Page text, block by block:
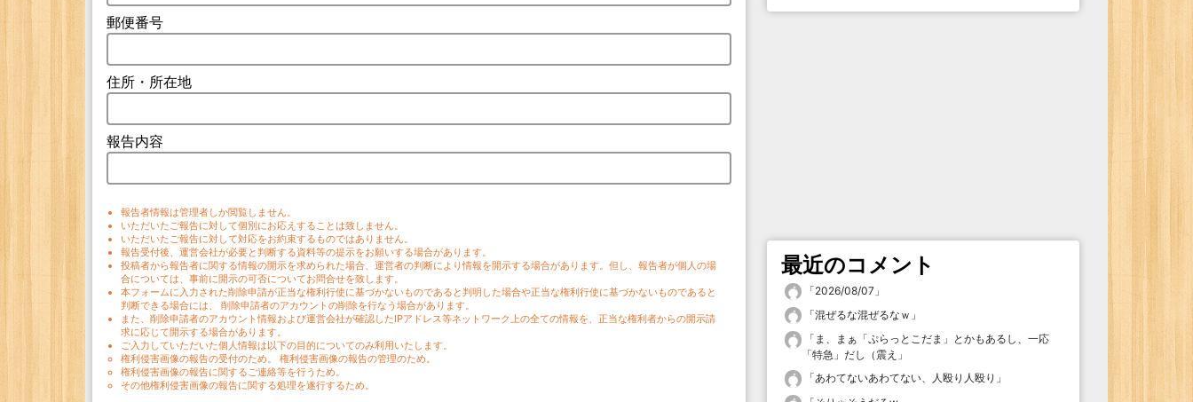
郵便番号
住所・所在地
報告内容
報告者情報は管理者しか閲覧しません。
いただいたご報告に対して個別にお応えすることは致しません。
いただいたご報告に対して対応をお約束するものではありません。
報告受付後、運営会社が必要と判断する資料等の提示をお願いする場合があります。
投稿者から報告者に関する情報の開示を求められた場合、運営者の判断により情報を開示する場合があります。但し、報告者が個人の場
合については、事前に開示の可否についてお問合せを致します。
本フォームに入力された削除申請が正当な権利行使に基づかないものであると判明した場合や正当な権利行使に基づかないものであると
判断できる場合には、 削除申請者のアカウントの削除を行なう場合があります。
また、削除申請者のアカウント情報および運営会社が確認したIPアドレス等ネットワーク上の全ての情報を、正当な権利者からの開示請
求に応じて開示する場合があります。
ご入力していただいた個人情報は以下の目的についてのみ利用いたします。
権利侵害画像の報告の受付のため。 権利侵害画像の報告の管理のため。
権利侵害画像の報告に関するご連絡等を行うため。
その他権利侵害画像の報告に関する処理を遂行するため。
最近のコメント
「2026/08/07 」
「混ぜるな混ぜるなｗ 」
「 ま、まぁ「ぷらっとこだま」とかもあるし、一応
「特急」だし（震え 」
「あわてないあわてない、人殴り人殴り 」